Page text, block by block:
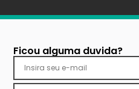
Ficou alguma duvida?